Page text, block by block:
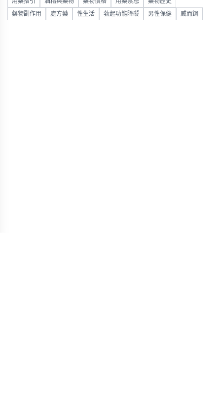
藥物副作用 處方藥 性生活 勃起功能障礙 男性保健 威而鋼